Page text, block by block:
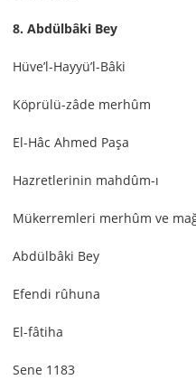
8. Abdülbâki Bey
Hüve’l-Hayyü’l-Bâki
Köprülü-zâde merhûm
El-Hâc Ahmed Paşa
Hazretlerinin mahdûm-ı
Mükerremleri merhûm ve
Abdülbâki Bey
Efendi rûhuna
El-fâtiha
Sene 1183